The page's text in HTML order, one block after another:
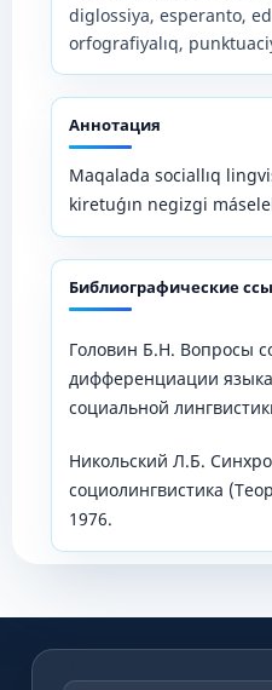
diglossiya, esperanto,
orfografiyalıq,
Аннотация
Maqalada sociallıq
kiretuǵın negizgi
Библиографические
Головин Б.Н. Вопросы
дифференциации
социальной
Никольский Л.Б.
социолингвистика
1976.